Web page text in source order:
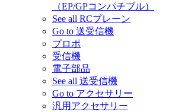
（EP/GPコンパチブル）
See all RCプレーン
Go to 送受信機
プロポ
受信機
電子部品
See all 送受信機
Go to アクセサリー
汎用アクセサリー